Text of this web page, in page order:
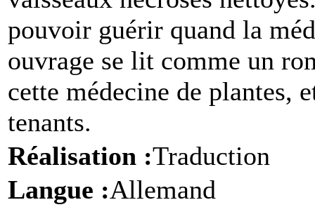
pouvoir guérir quand la
ouvrage se lit comme un
cette médecine de plantes,
tenants.
Réalisation :Traduction
Langue :Allemand